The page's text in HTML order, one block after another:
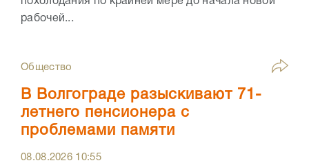
рабочей...
Общество
В Волгограде разыскивают 71-
летнего пенсионера с
проблемами памяти
08.08.2026 10:55